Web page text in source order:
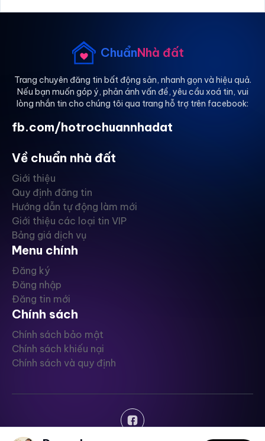
- Diện tích đa dạng từ 88-126m
- Giá giai đoạn 1 từ chủ đầu tư
- Không gian sống xanh, tiện ích đồng bộ
- Vị trí chiến lược, kết nối liên vùng
- Tiềm năng tăng giá cùng hạ tầng và sự phát triển
của Phổ Yên
- Sản phẩm sở hữu lâu dài, giá trị bền vững theo thời
gian
- LH: 0832134143
ChuẩnNhà đất
Trang chuyên đăng tin bất động sản, nhanh gọn và hiệu quả.
Nếu bạn muốn góp ý, phản ánh vấn đề, yêu cầu xoá tin, vui
lòng nhắn tin cho chúng tôi qua trang hỗ trợ trên facebook:
fb.com/hotrochuannhadat
Về chuẩn nhà đất
Giới thiệu
Quy định đăng tin
Hướng dẫn tự động làm mới
Giới thiệu các loại tin VIP
Bảng giá dịch vụ
Menu chính
Đăng ký
Đăng nhập
Đăng tin mới
Chính sách
Chính sách bảo mật
Chính sách khiếu nại
Chính sách và quy định